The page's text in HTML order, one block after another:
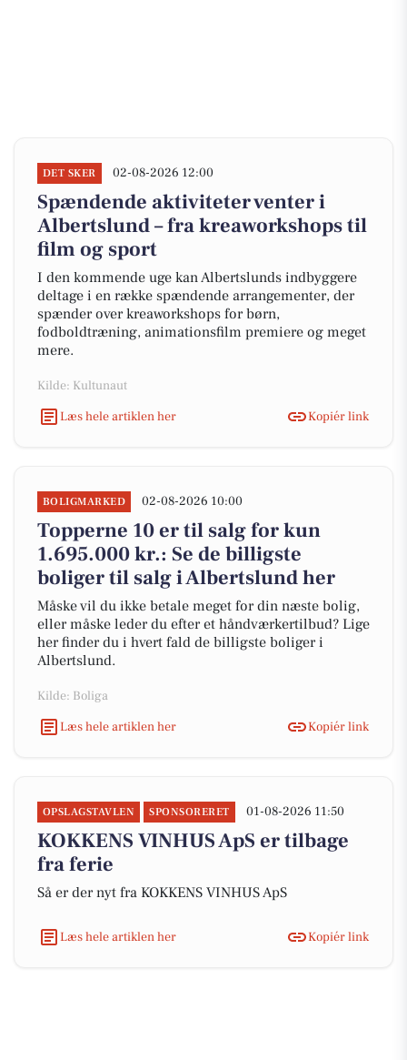
DET SKER 02-08-2026 12:00
Spændende aktiviteter venter i
Albertslund – fra kreaworkshops til
film og sport
I den kommende uge kan Albertslunds indbyggere
deltage i en række spændende arrangementer, der
spænder over kreaworkshops for børn,
fodboldtræning, animationsfilm premiere og meget
mere.
Kilde: Kultunaut
Læs hele artiklen her
Kopiér link
BOLIGMARKED 02-08-2026 10:00
Topperne 10 er til salg for kun
1.695.000 kr.: Se de billigste
boliger til salg i Albertslund her
Måske vil du ikke betale meget for din næste bolig,
eller måske leder du efter et håndværkertilbud? Lige
her finder du i hvert fald de billigste boliger i
Albertslund.
Kilde: Boliga
Læs hele artiklen her
Kopiér link
OPSLAGSTAVLEN SPONSORERET 01-08-2026 11:50
KOKKENS VINHUS ApS er tilbage
fra ferie
Så er der nyt fra KOKKENS VINHUS ApS
Læs hele artiklen her Kopiér link